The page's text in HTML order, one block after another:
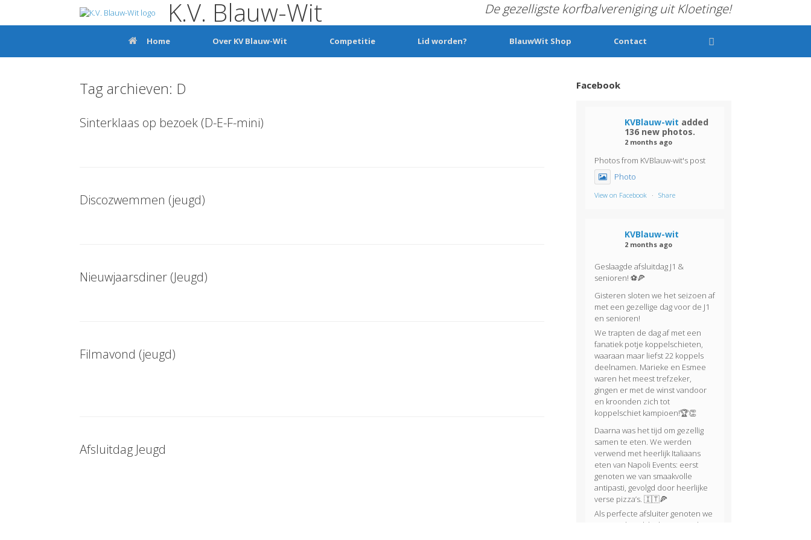
de
K.V. Blauw-Wit De gezelligste korfbalvereniging uit Kloetinge!
Home Over KV Blauw-Wit Competitie Lid worden? BlauwWit Shop Contact
Tag archieven: D
Sinterklaas op bezoek (D-E-F-mini)
Discozwemmen (jeugd)
Nieuwjaarsdiner (Jeugd)
Filmavond (jeugd)
Afsluitdag Jeugd
Facebook
KVBlauw-wit added
136 new photos.
2 months ago
Photos from KVBlauw-wit's post
Photo
View on Facebook · Share
KVBlauw-wit
2 months ago
Geslaagde afsluitdag J1 &
senioren! ⚽🍕
Gisteren sloten we het seizoen af
met een gezellige dag voor de J1
en senioren!
We trapten de dag af met een
fanatiek potje koppelschieten,
waaraan maar liefst 22 koppels
deelnamen. Marieke en Esmee
waren het meest trefzeker,
gingen er met de winst vandoor
en kroonden zich tot
koppelschiet kampioen!🏆👏
Daarna was het tijd om gezellig
samen te eten. We werden
verwend met heerlijk Italiaans
eten van Napoli Events: eerst
genoten we van smaakvolle
antipasti, gevolgd door heerlijke
verse pizza’s. 🇮🇹🍕
Als perfecte afsluiter genoten we
van een heerlijke huisgemaakte